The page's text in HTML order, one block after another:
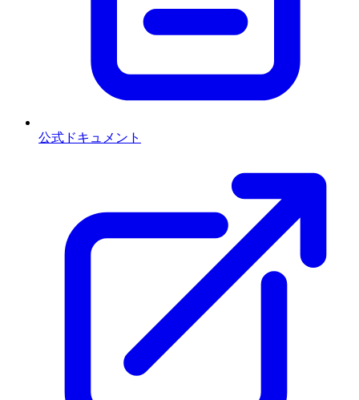
公式ドキュメント